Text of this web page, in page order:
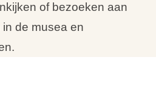
of bezoeken aan
de musea en